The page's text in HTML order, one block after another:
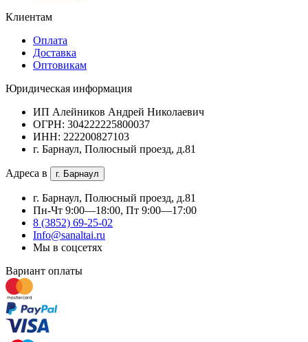
Клиентам
Оплата
Доставка
Оптовикам
Юридическая информация
ИП Алейников Андрей Николаевич
ОГРН: 304222225800037
ИНН: 222200827103
г. Барнаул, Полюсный проезд, д.81
Адреса в г. Барнаул
г. Барнаул, Полюсный проезд, д.81
Пн-Чт 9:00—18:00, Пт 9:00—17:00
8 (3852) 69-25-02
Info@sanaltai.ru
Мы в соцсетях
Вариант оплаты